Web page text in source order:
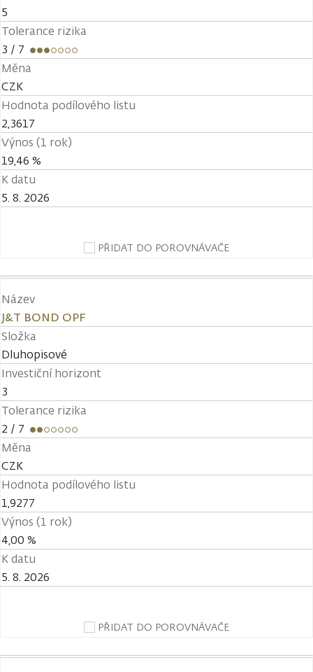
5
Tolerance rizika
3 / 7
Měna
CZK
Hodnota podílového listu
2,3617
Výnos (1 rok)
19,46 %
K datu
5. 8. 2026
PŘIDAT DO POROVNÁVAČE
Název
J&T BOND OPF
Složka
Dluhopisové
Investiční horizont
3
Tolerance rizika
2 / 7
Měna
CZK
Hodnota podílového listu
1,9277
Výnos (1 rok)
4,00 %
K datu
5. 8. 2026
PŘIDAT DO POROVNÁVAČE